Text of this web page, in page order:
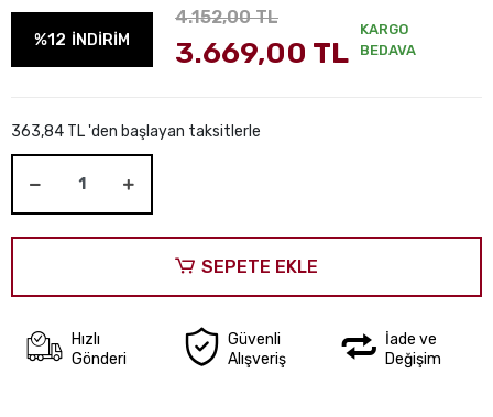
%12 İNDİRİM
4.152,00 TL
3.669,00 TL
KARGO
BEDAVA
363,84 TL 'den başlayan taksitlerle
SEPETE EKLE
Hızlı
Gönderi
Güvenli
Alışveriş
İade ve
Değişim